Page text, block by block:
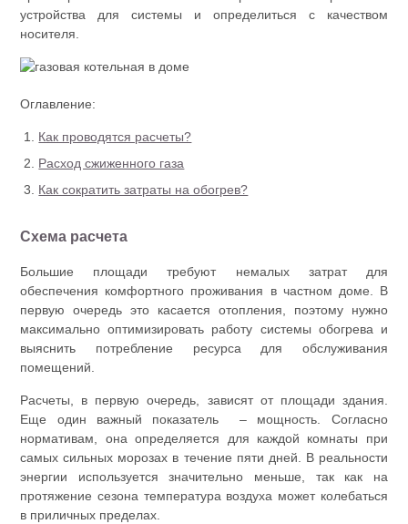
Утеплители
устройства для системы и определиться с качеством
носителя.
Оглавление:
Как проводятся расчеты?
Расход сжиженного газа
Как сократить затраты на обогрев?
Схема расчета
Большие площади требуют немалых затрат для
обеспечения комфортного проживания в частном доме. В
первую очередь это касается отопления, поэтому нужно
максимально оптимизировать работу системы обогрева и
выяснить потребление ресурса для обслуживания
помещений.
Расчеты, в первую очередь, зависят от площади здания.
Еще один важный показатель – мощность. Согласно
нормативам, она определяется для каждой комнаты при
самых сильных морозах в течение пяти дней. В реальности
энергии используется значительно меньше, так как на
протяжение сезона температура воздуха может колебаться
в приличных пределах.